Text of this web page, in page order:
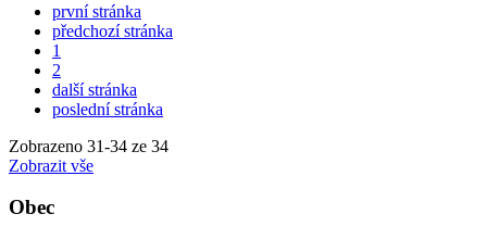
první stránka
předchozí stránka
1
2
další stránka
poslední stránka
Zobrazeno 31-34 ze 34
Zobrazit vše
Obec